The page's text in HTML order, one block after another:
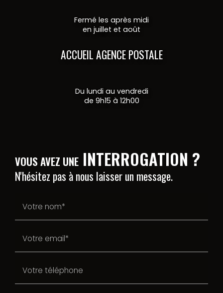
Fermé les après midi
en juillet et août
ACCUEIL AGENCE POSTALE
Du lundi au vendredi
de 9h15 à 12h00
VOUS AVEZ UNE INTERROGATION ?
N'hésitez pas à nous laisser un message.